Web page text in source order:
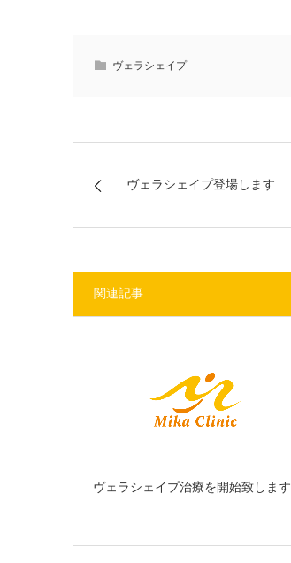
ヴェラシェイプ
ヴェラシェイプ登場します
関連記事
ヴェラシェイプ治療を開始致します